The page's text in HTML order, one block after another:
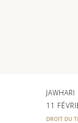
11
DROIT DU